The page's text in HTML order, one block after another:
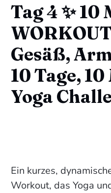
Tag 4 ✨ 10
Gesäß,
10 Tage,
Yoga
Ein kurzes,
Workout, das Yoga